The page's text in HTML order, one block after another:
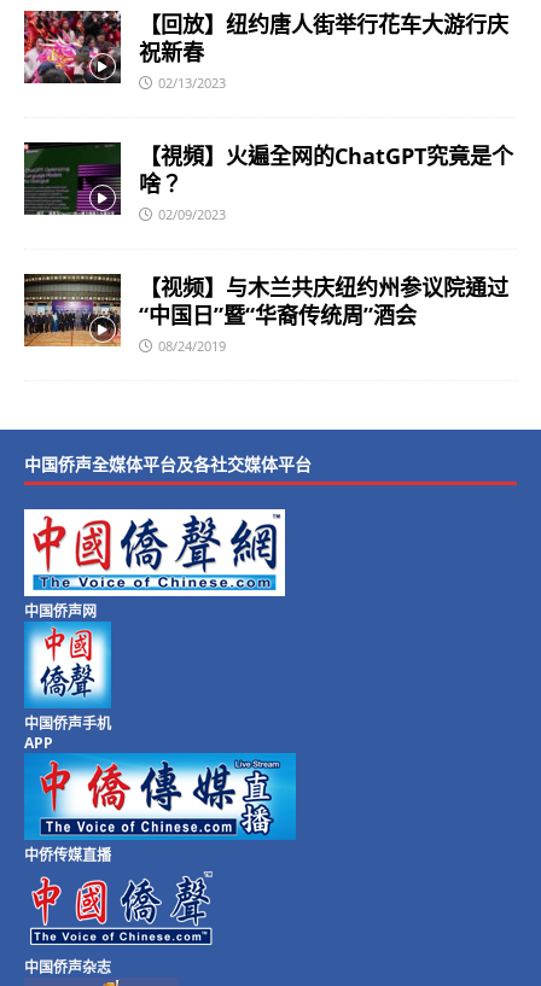
【回放】纽约唐人街举行花车大游行庆
祝新春
02/13/2023
【視頻】火遍全网的ChatGPT究竟是个
啥？
02/09/2023
【视频】与木兰共庆纽约州参议院通过
“中国日”暨“华裔传统周”酒会
08/24/2019
中国侨声全媒体平台及各社交媒体平台
中国侨声网
中国侨声手机
APP
中侨传媒直播
中国侨声杂志